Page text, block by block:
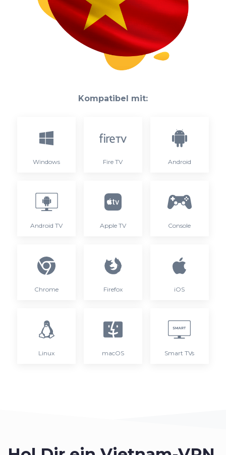
Kompatibel mit:
Windows Fire TV Android
Android TV Apple TV Console
Chrome Firefox iOS
Linux macOS Smart TVs